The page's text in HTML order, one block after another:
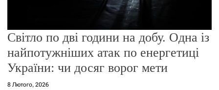
Світло по дві години на добу. Одна із
найпотужніших атак по енергетиці
України: чи досяг ворог мети
8 Лютого, 2026